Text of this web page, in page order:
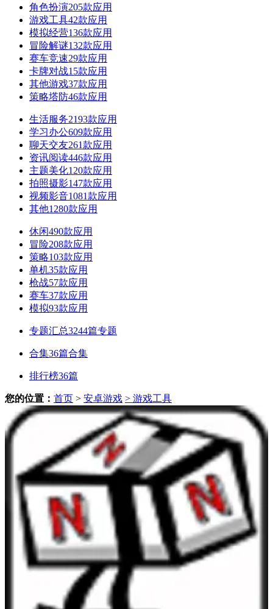
角色扮演205款应用
游戏工具42款应用
模拟经营136款应用
冒险解谜132款应用
赛车竞速29款应用
卡牌对战15款应用
其他游戏37款应用
策略塔防46款应用
生活服务2193款应用
学习办公609款应用
聊天交友261款应用
资讯阅读446款应用
主题美化120款应用
拍照摄影147款应用
视频影音1081款应用
其他1280款应用
休闲490款应用
冒险208款应用
策略103款应用
单机35款应用
枪战57款应用
赛车37款应用
模拟93款应用
专题汇总3244篇专题
合集36篇合集
排行榜36篇
您的位置： 首页 > 安卓游戏 > 游戏工具